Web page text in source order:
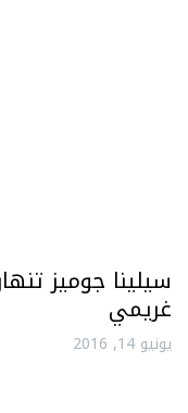
سيلينا جوميز
غريمي
يونيو 14, 2016